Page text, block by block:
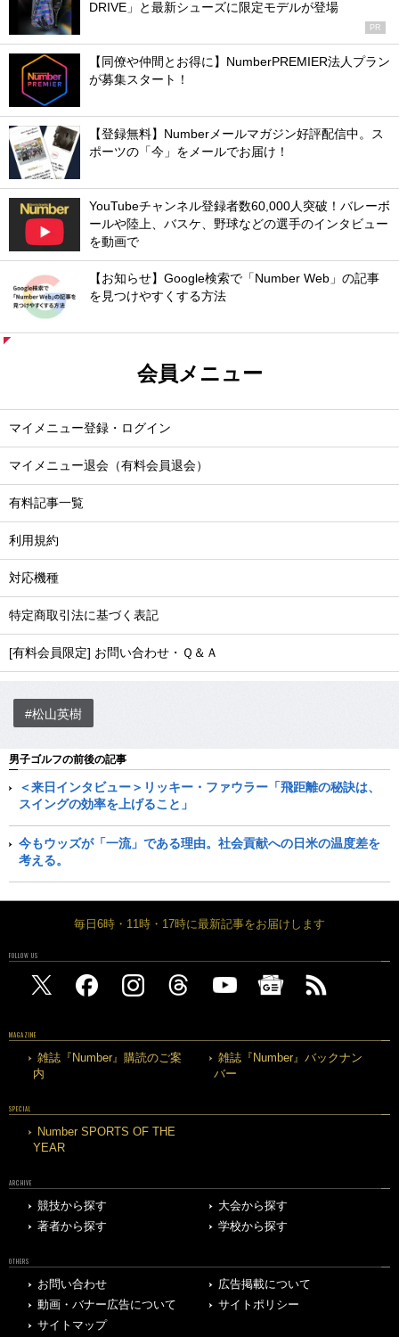
DRIVE」と最新シューズに限定モデルが登場
PR
【同僚や仲間とお得に】NumberPREMIER法人プラン
が募集スタート！
【登録無料】Numberメールマガジン好評配信中。ス
ポーツの「今」をメールでお届け！
YouTubeチャンネル登録者数60,000人突破！バレーボ
ールや陸上、バスケ、野球などの選手のインタビュー
を動画で
【お知らせ】Google検索で「Number Web」の記事
を見つけやすくする方法
会員メニュー
マイメニュー登録・ログイン
マイメニュー退会（有料会員退会）
有料記事一覧
利用規約
対応機種
特定商取引法に基づく表記
[有料会員限定] お問い合わせ・Ｑ＆Ａ
#松山英樹
男子ゴルフの前後の記事
＜来日インタビュー＞リッキー・ファウラー「飛距離の秘訣は、
スイングの効率を上げること」
今もウッズが「一流」である理由。社会貢献への日米の温度差を
考える。
毎日6時・11時・17時に最新記事をお届けします
FOLLOW US
MAGAZINE
雑誌『Number』購読のご案
内
雑誌『Number』バックナン
バー
SPECIAL
Number SPORTS OF THE
YEAR
ARCHIVE
競技から探す
大会から探す
著者から探す
学校から探す
OTHERS
お問い合わせ
広告掲載について
動画・バナー広告について
サイトポリシー
サイトマップ